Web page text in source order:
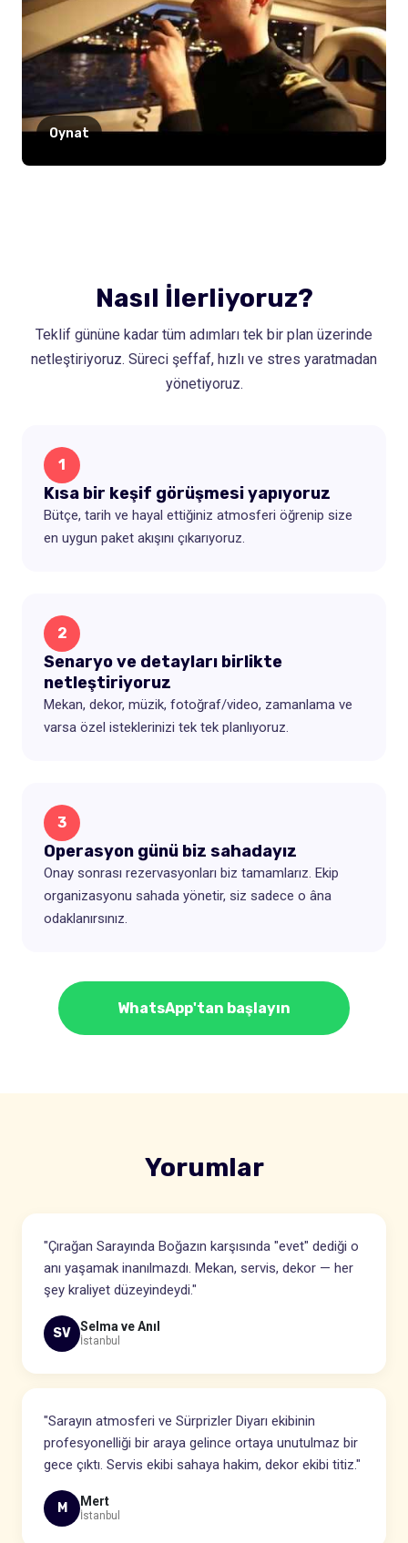
Oynat
Nasıl İlerliyoruz?
Teklif gününe kadar tüm adımları tek bir plan üzerinde
netleştiriyoruz. Süreci şeffaf, hızlı ve stres yaratmadan
yönetiyoruz.
1
Kısa bir keşif görüşmesi yapıyoruz
Bütçe, tarih ve hayal ettiğiniz atmosferi öğrenip size
en uygun paket akışını çıkarıyoruz.
2
Senaryo ve detayları birlikte
netleştiriyoruz
Mekan, dekor, müzik, fotoğraf/video, zamanlama ve
varsa özel isteklerinizi tek tek planlıyoruz.
3
Operasyon günü biz sahadayız
Onay sonrası rezervasyonları biz tamamlarız. Ekip
organizasyonu sahada yönetir, siz sadece o âna
odaklanırsınız.
WhatsApp'tan başlayın
Yorumlar
"Çırağan Sarayında Boğazın karşısında "evet" dediği o
anı yaşamak inanılmazdı. Mekan, servis, dekor — her
şey kraliyet düzeyindeydi."
SV Selma ve Anıl
İstanbul
"Sarayın atmosferi ve Sürprizler Diyarı ekibinin
profesyonelliği bir araya gelince ortaya unutulmaz bir
gece çıktı. Servis ekibi sahaya hakim, dekor ekibi titiz."
M Mert
İstanbul